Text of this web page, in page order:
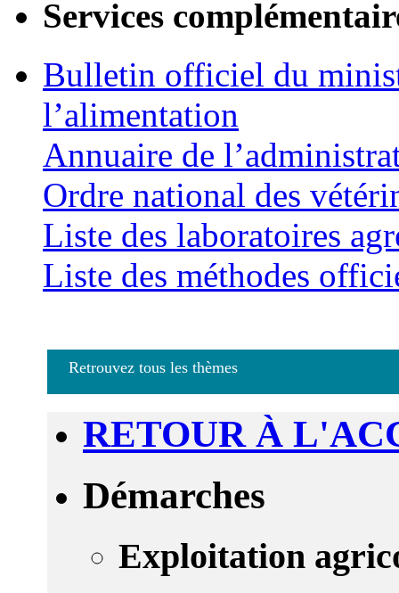
Services
Bulletin officiel du
l’alimentation
Annuaire de
Ordre national des
Liste des laboratoires
Liste des méthodes
Retrouvez tous les thèmes
RETOUR À
Démarches
Exploitation